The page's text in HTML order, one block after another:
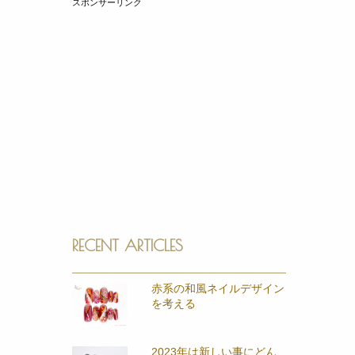
スポンサーリンク
RECENT ARTICLES
赤系の和風ネイルデザイン
を考える
2023年は新しい事にどん